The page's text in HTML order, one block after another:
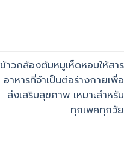
ข้าวกล้องต้มหมูเห็ดหอมให้สาร
อาหารที่จำเป็นต่อร่างกายเพื่อ
ส่งเสริมสุขภาพ เหมาะสำหรับ
ทุกเพศทุกวัย